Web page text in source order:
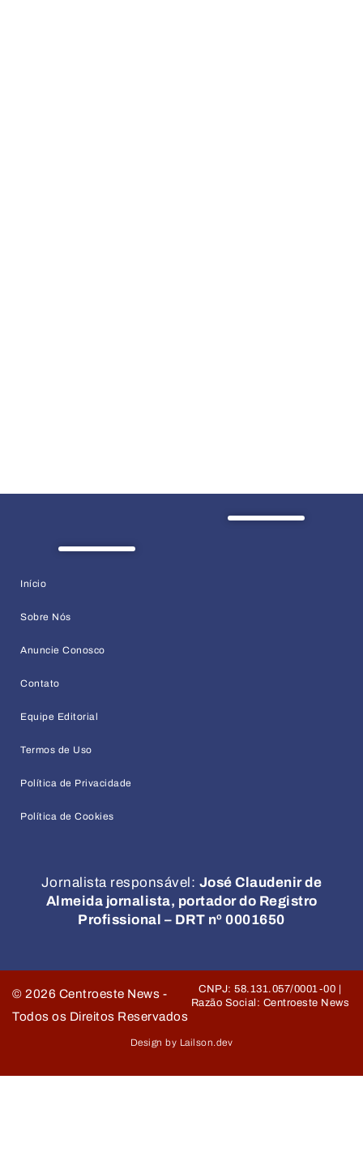
Início
Sobre Nós
Anuncie Conosco
Contato
Equipe Editorial
Termos de Uso
Política de Privacidade
Política de Cookies
Jornalista responsável: José Claudenir de
Almeida jornalista, portador do Registro
Profissional – DRT nº 0001650
© 2026 Centroeste News -
Todos os Direitos Reservados
CNPJ: 58.131.057/0001-00 |
Razão Social: Centroeste News
Design by Lailson.dev